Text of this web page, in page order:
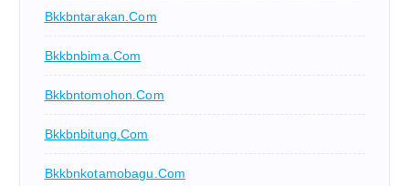
Bkkbntarakan.com
Bkkbnbima.com
Bkkbntomohon.com
Bkkbnbitung.com
Bkkbnkotamobagu.com